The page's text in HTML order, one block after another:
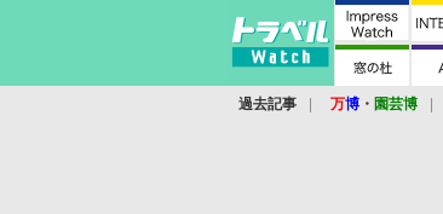
過去記事 万博 ・ 園芸博